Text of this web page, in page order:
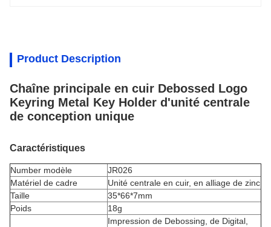
Product Description
Chaîne principale en cuir Debossed Logo
Keyring Metal Key Holder d'unité centrale
de conception unique
Caractéristiques
Number modèle
JR026
Matériel de cadre
Unité centrale en cuir, en alliage de zinc
Taille
35*66*7mm
Poids
18g
Impression de Debossing, de Digital,